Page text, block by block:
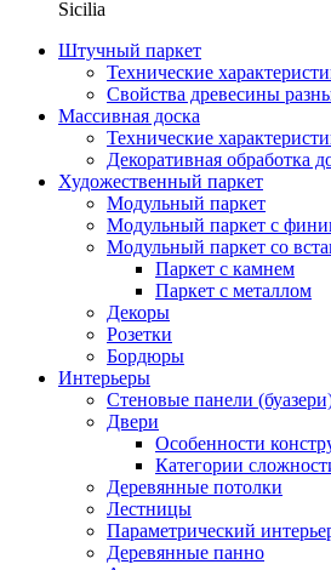
Sicilia
Штучный паркет
Технические
Свойства древесины
Массивная доска
Технические
Декоративная обработка
Художественный паркет
Модульный паркет
Модульный паркет с
Модульный паркет со
Паркет с камнем
Паркет с металлом
Декоры
Розетки
Бордюры
Интерьеры
Стеновые панели
Двери
Особенности
Категории
Деревянные потолки
Лестницы
Параметрический
Деревянные панно